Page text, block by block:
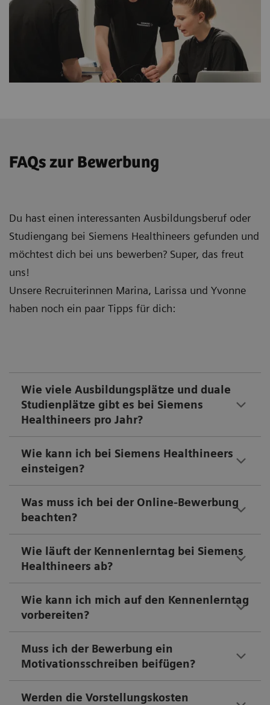
FAQs zur Bewerbung
Du hast einen interessanten Ausbildungsberuf oder
Studiengang bei Siemens Healthineers gefunden und
möchtest dich bei uns bewerben? Super, das freut
uns!
Unsere Recruiterinnen Marina, Larissa und Yvonne
haben noch ein paar Tipps für dich:
Wie viele Ausbildungsplätze und duale
Studienplätze gibt es bei Siemens
Healthineers pro Jahr?
Wie kann ich bei Siemens Healthineers
einsteigen?
Was muss ich bei der Online-Bewerbung
beachten?
Wie läuft der Kennenlerntag bei Siemens
Healthineers ab?
Wie kann ich mich auf den Kennenlerntag
vorbereiten?
Muss ich der Bewerbung ein
Motivationsschreiben beifügen?
Werden die Vorstellungskosten